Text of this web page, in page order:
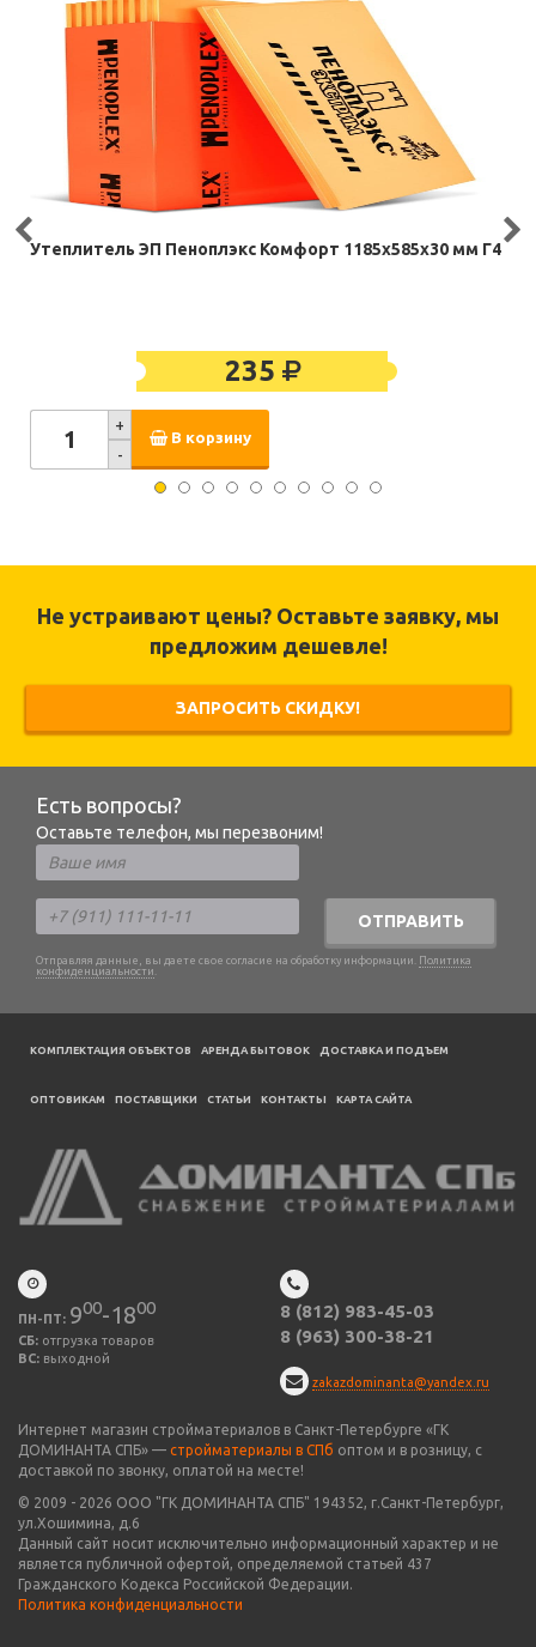
Утеплитель ЭП Пеноплэкс Комфорт 1185х585х30 мм Г4
235
+
-
В корзину
Не устраивают цены? Оставьте заявку, мы
предложим дешевле!
ЗАПРОСИТЬ СКИДКУ!
Есть вопросы?
Оставьте телефон, мы перезвоним!
ОТПРАВИТЬ
Отправляя данные, вы даете свое согласие на обработку информации. Политика
конфиденциальности .
КОМПЛЕКТАЦИЯ ОБЪЕКТОВ АРЕНДА БЫТОВОК ДОСТАВКА И ПОДЪЕМ
ОПТОВИКАМ ПОСТАВЩИКИ CТАТЬИ КОНТАКТЫ КАРТА САЙТА
ПН-ПТ: 900-1800
СБ: отгрузка товаров
ВС: выходной
8 (812) 983-45-03
8 (963) 300-38-21
zakazdominanta@yandex.ru
Интернет магазин стройматериалов в Санкт-Петербурге «ГК
ДОМИНАНТА СПБ» — стройматериалы в СПб оптом и в розницу, с
доставкой по звонку, оплатой на месте!
© 2009 - 2026 ООО "ГК ДОМИНАНТА СПБ" 194352, г.Санкт-Петербург,
ул.Хошимина, д.6
Данный сайт носит исключительно информационный характер и не
является публичной офертой, определяемой статьей 437
Гражданского Кодекса Российской Федерации.
Политика конфиденциальности